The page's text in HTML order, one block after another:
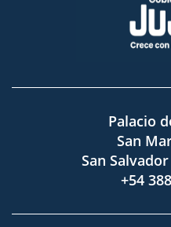
Palacio
San
San
+54